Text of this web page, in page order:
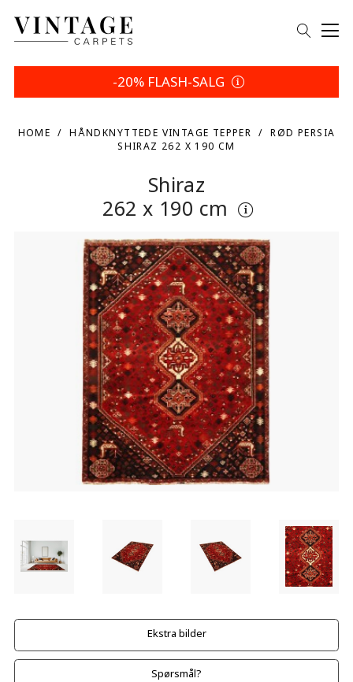
-20% FLASH-SALG
HOME HÅNDKNYTTEDE VINTAGE TEPPER
RØD PERSIA
SHIRAZ 262 X 190 CM
Shiraz
262 x 190 cm
Ekstra bilder
Spørsmål?